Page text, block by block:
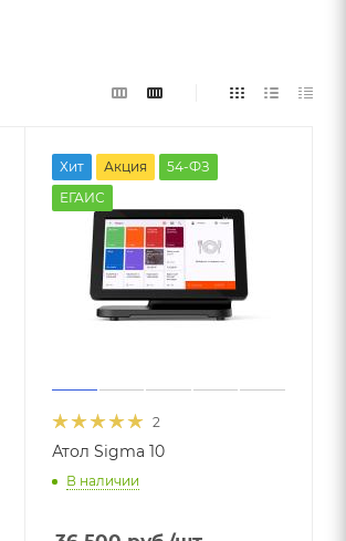
Хит Акция
54-ФЗ
ЕГАИС
2
Атол Sigma 10
В наличии